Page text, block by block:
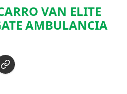
VAN ELITE
AMBULANCIA